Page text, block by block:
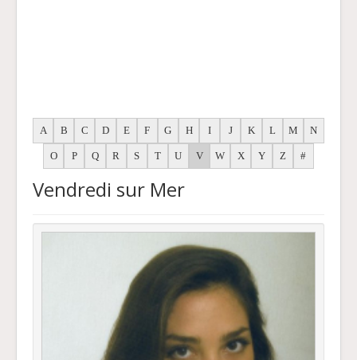
A B C D E F G H I J K L M N
O P Q R S T U V W X Y Z #
Vendredi sur Mer